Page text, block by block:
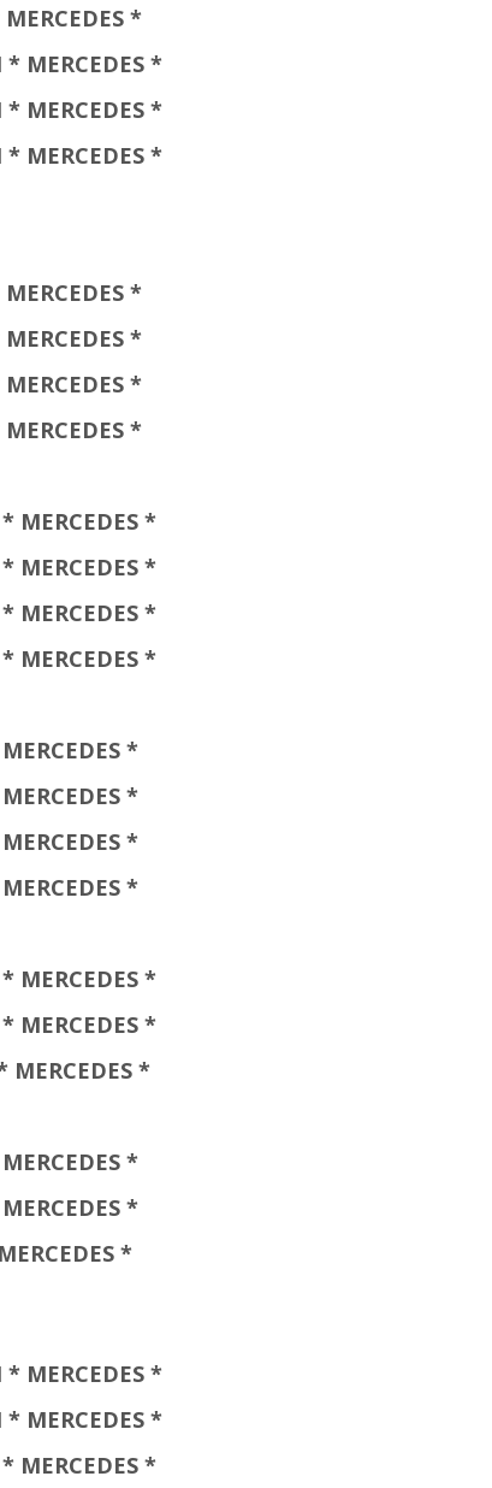
*
MERCEDES *
MERCEDES *
MERCEDES *
*
*
*
*
MERCEDES *
MERCEDES *
MERCEDES *
MERCEDES *
*
*
*
*
MERCEDES *
MERCEDES *
MERCEDES *
*
*
*
MERCEDES *
MERCEDES *
MERCEDES *